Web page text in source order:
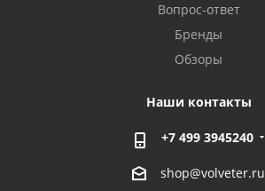
Вопрос-ответ
Бренды
Обзоры
Наши контакты
+7 499 3945240
shop@volveter.ru